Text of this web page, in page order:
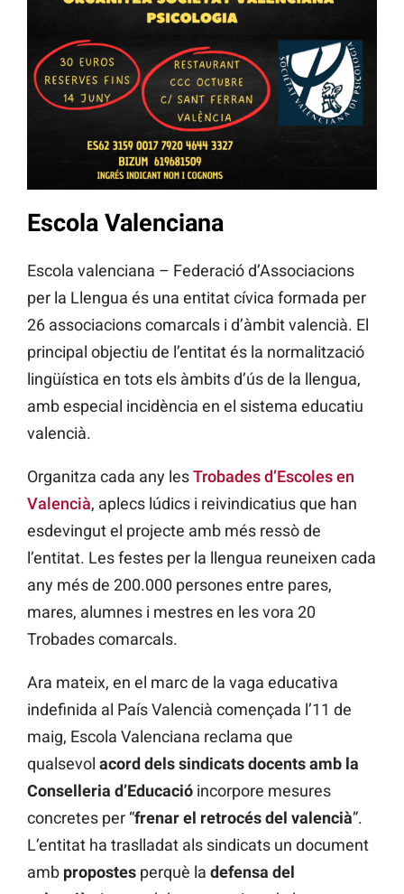
Escola Valenciana
Escola valenciana – Federació d’Associacions
per la Llengua és una entitat cívica formada per
26 associacions comarcals i d’àmbit valencià. El
principal objectiu de l’entitat és la normalització
lingüística en tots els àmbits d’ús de la llengua,
amb especial incidència en el sistema educatiu
valencià.
Organitza cada any lesTrobades d’Escoles en
Valencià, aplecs lúdics i reivindicatius que han
esdevingut el projecte amb més ressò de
l’entitat. Les festes per la llengua reuneixen cada
any més de 200.000 persones entre pares,
mares, alumnes i mestres en les vora 20
Trobades comarcals.
Ara mateix, en el marc de la vaga educativa
indefinida al País Valencià començada l’11 de
maig, Escola Valenciana reclama que
qualsevol acord dels sindicats docents amb la
Conselleria d’Educació incorpore mesures
concretes per “frenar el retrocés del valencià”.
L’entitat ha traslladat als sindicats un document
amb propostes perquè la defensa del